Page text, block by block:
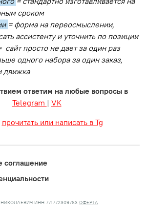
сроком
= форма на переосмыслении,
ассистенту и уточнить по позиции
сайт просто не дает за один раз
одного набора за один заказ,
движка
ответим на любые вопросы в
Telegram | VK
прочитать или написать в Tg
соглашение
ИНН 771772309783 ОФЕРТА